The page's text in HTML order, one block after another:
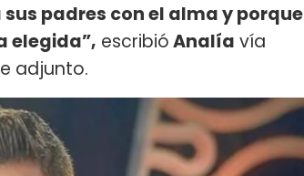
padres con el alma y porque
elegida”, escribióAnalía vía
adjunto.